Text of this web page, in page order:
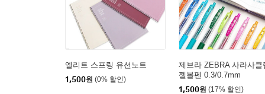
엘리트 스프링 유선노트
1,500원 (0% 할인)
제브라 ZEBRA 사라사클
젤볼펜 0.3/0.7mm
1,500원 (17% 할인)